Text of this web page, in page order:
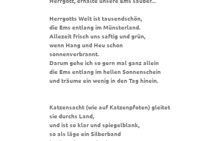
Herrgotts Welt ist tausendschön,
die Ems entlang im Münsterland.
Allezeit frisch uns saftig und grün,
wenn Hang und Heu schon
sonnenverbrannt.
Darum gehe ich so gern mal ganz allein
die Ems entlang im hellen Sonnenschein
und träume ein wenig in den Tag hinein.
Katzensacht (wie auf Katzenpfoten) gleitet
sie durchs Land,
und ist so klar und spiegelblank,
so als läge ein Silberband